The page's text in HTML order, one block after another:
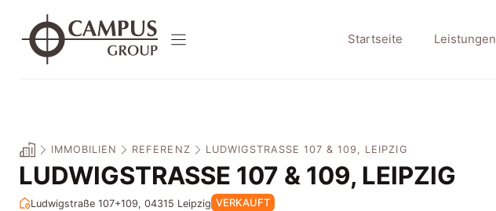
Inhalt
springen
Startseite Leistungen
IMMOBILIEN REFERENZ LUDWIGSTRASSE 107 & 109, LEIPZIG
LUDWIGSTRASSE 107 & 109, LEIPZIG
Ludwigstraße 107+109, 04315 Leipzig VERKAUFT